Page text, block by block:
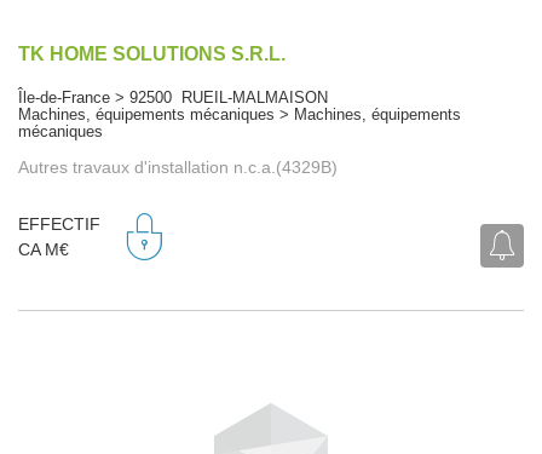
TK HOME SOLUTIONS S.R.L.
Île-de-France > 92500 RUEIL-MALMAISON
Machines, équipements mécaniques > Machines, équipements
mécaniques
Autres travaux d'installation n.c.a.(4329B)
EFFECTIF
CA M€